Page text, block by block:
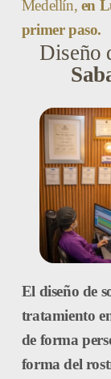
Medellín, en
primer paso.
Diseño
El diseño de
tratamiento
de forma
forma del